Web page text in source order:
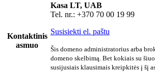
Kontaktinis
asmuo
Kasa LT, UAB
Tel. nr.: +370 70 00 19 99
Susisiekti el. paštu
Šis domeno administratorius arba
domeno skelbimą. Bet kokiais su
susijusiais klausimais kreipkitės į šį